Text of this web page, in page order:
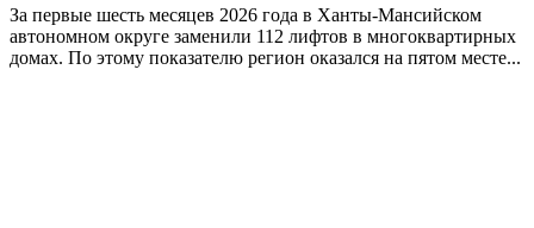
За первые шесть месяцев 2026 года в Ханты-Мансийском
автономном округе заменили 112 лифтов в многоквартирных
домах. По этому показателю регион оказался на пятом месте...